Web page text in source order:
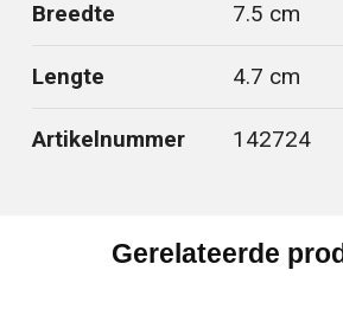
Breedte 7.5 cm
Lengte 4.7 cm
Artikelnummer 142724
Gerelateerde